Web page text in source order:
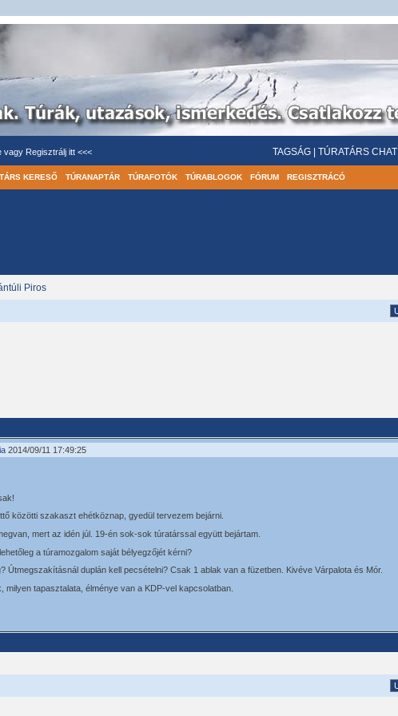
vagy Regisztrálj itt <<< TAGSÁG TÚRATÁRS CHAT
KERESŐ TÚRANAPTÁR TÚRAFOTÓK TÚRABLOGOK FÓRUM REGISZTRÁCÓ
Piros
2014/09/11 17:49:25
közötti szakaszt ehétköznap, gyedül tervezem bejárni.
mert az idén júl. 19-én sok-sok túratárssal együtt bejártam.
a túramozgalom saját bélyegzőjét kérni?
Útmegszakításnál duplán kell pecsételni? Csak 1 ablak van a füzetben. Kivéve Várpalota és Mór.
milyen tapasztalata, élménye van a KDP-vel kapcsolatban.